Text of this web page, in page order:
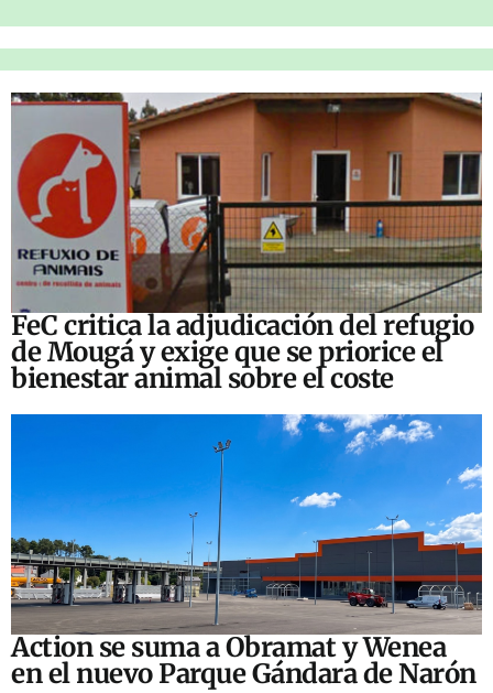
FeC critica la adjudicación del refugio
de Mougá y exige que se priorice el
bienestar animal sobre el coste
Action se suma a Obramat y Wenea
en el nuevo Parque Gándara de Narón